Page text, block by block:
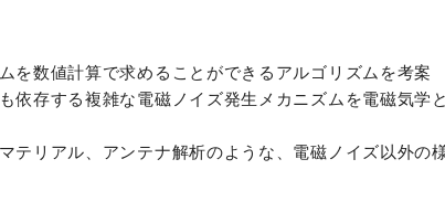
を数値計算で求めることができるアルゴリズムを考案
依存する複雑な電磁ノイズ発生メカニズムを電磁気学
テリアル、アンテナ解析のような、電磁ノイズ以外の